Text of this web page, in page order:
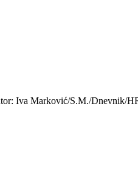
Iva Marković/S.M./Dnevnik/